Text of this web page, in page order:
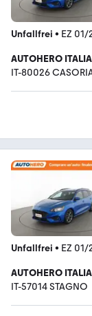
Unfallfrei • EZ 01/
AUTOHERO
IT-80026
Unfallfrei • EZ 01/
IT-57014 STAGNO